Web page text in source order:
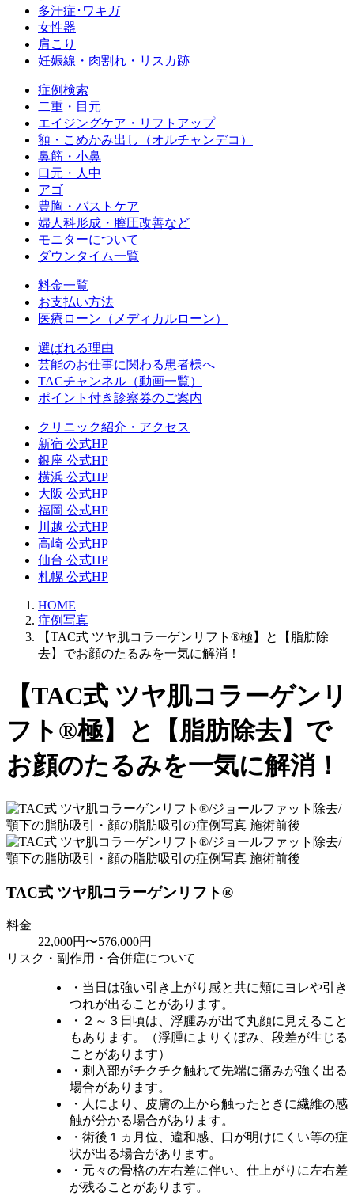
多汗症･ワキガ
女性器
肩こり
妊娠線・肉割れ・リスカ跡
症例検索
二重・目元
エイジングケア・リフトアップ
額・こめかみ出し（オルチャンデコ）
鼻筋・小鼻
口元・人中
アゴ
豊胸・バストケア
婦人科形成・膣圧改善など
モニターについて
ダウンタイム一覧
料金一覧
お支払い方法
医療ローン（メディカルローン）
選ばれる理由
芸能のお仕事に関わる患者様へ
TACチャンネル（動画一覧）
ポイント付き診察券のご案内
クリニック紹介・アクセス
新宿 公式HP
銀座 公式HP
横浜 公式HP
大阪 公式HP
福岡 公式HP
川越 公式HP
高崎 公式HP
仙台 公式HP
札幌 公式HP
HOME
症例写真
【TAC式 ツヤ肌コラーゲンリフト®極】と【脂肪除
去】でお顔のたるみを一気に解消！
【TAC式 ツヤ肌コラーゲンリ
フト®極】と【脂肪除去】で
お顔のたるみを一気に解消！
TAC式 ツヤ肌コラーゲンリフト®
料金
22,000円〜576,000円
リスク・副作用・合併症について
・当日は強い引き上がり感と共に頬にヨレや引き
つれが出ることがあります。
・２～３日頃は、浮腫みが出て丸顔に見えること
もあります。（浮腫によりくぼみ、段差が生じる
ことがあります）
・刺入部がチクチク触れて先端に痛みが強く出る
場合があります。
・人により、皮膚の上から触ったときに繊維の感
触が分かる場合があります。
・術後１ヵ月位、違和感、口が明けにくい等の症
状が出る場合があります。
・元々の骨格の左右差に伴い、仕上がりに左右差
が残ることがあります。